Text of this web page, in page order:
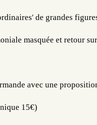
de grandes
masquée et retour
avec une
15€)